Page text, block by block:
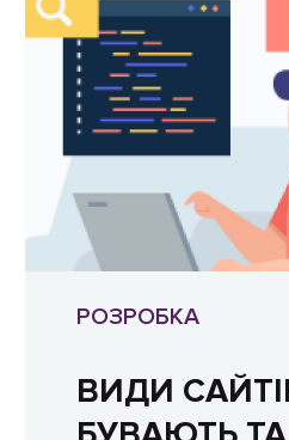
РОЗРОБКА
ВИДИ